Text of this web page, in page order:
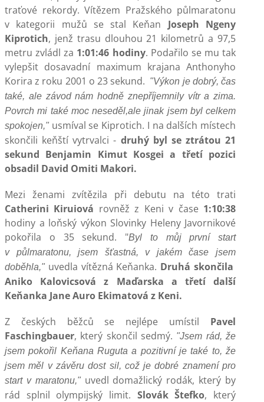
traťové rekordy. Vítězem Pražského půlmaratonu
v kategorii mužů se stal Keňan Joseph Ngeny
Kiprotich, jenž trasu dlouhou 21 kilometrů a 97,5
metru zvládl za 1:01:46 hodiny. Podařilo se mu tak
vylepšit dosavadní maximum krajana Anthonyho
Korira z roku 2001 o 23 sekund. "Výkon je dobrý, čas
také, ale závod nám hodně znepříjemnily vítr a zima.
Povrch mi také moc neseděl,ale jinak jsem byl celkem
spokojen," usmíval se Kiprotich. I na dalších místech
skončili keňštívytrvalci - druhý byl se ztrátou 21
sekund Benjamin Kimut Kosgeia třetí pozici
obsadil David Omiti Makori.
Mezi ženami zvítězila při debutu na této trati
Catherini Kiruiová rovněž z Keni v čase 1:10:38
hodiny a loňský výkon Slovinky Heleny Javornikové
pokořila o 35 sekund. "Byl to můj první start
v půlmaratonu, jsem šťastná, v jakém čase jsem
doběhla," uvedla vítězná Keňanka. Druhá skončila
Aniko Kalovicsová z Maďarska a třetí další
Keňanka Jane Auro Ekimatová z Keni.
Z českých běžců se nejlépe umístil Pavel
Faschingbauer, který skončil sedmý. "Jsem rád, že
jsem pokořil Keňana Ruguta a pozitivní je také to, že
jsem měl v závěru dost sil, což je dobré znamení pro
start v maratonu,"uvedl domažlický rodák, který by
rád splnil olympijský limit. Slovák Štefko, který